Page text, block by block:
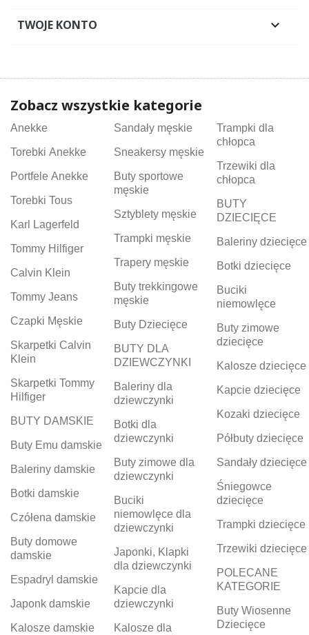
TWOJE KONTO 
Zobacz wszystkie kategorie
Anekke
Torebki Anekke
Portfele Anekke
Torebki Tous
Karl Lagerfeld
Tommy Hilfiger
Calvin Klein
Tommy Jeans
Czapki Męskie
Skarpetki Calvin
Klein
Skarpetki Tommy
Hilfiger
BUTY DAMSKIE
Buty Emu damskie
Baleriny damskie
Botki damskie
Czółena damskie
Buty domowe
damskie
Espadryl damskie
Japonk damskie
Kalosze damskie
Sandały męskie
Sneakersy męskie
Buty sportowe
męskie
Sztyblety męskie
Trampki męskie
Trapery męskie
Buty trekkingowe
męskie
Buty Dziecięce
BUTY DLA
DZIEWCZYNKI
Baleriny dla
dziewczynki
Botki dla
dziewczynki
Buty zimowe dla
dziewczynki
Buciki
niemowlęce dla
dziewczynki
Japonki, Klapki
dla dziewczynki
Kapcie dla
dziewczynki
Kalosze dla
Trampki dla
chłopca
Trzewiki dla
chłopca
BUTY
DZIECIĘCE
Baleriny dziecięce
Botki dziecięce
Buciki
niemowlęce
Buty zimowe
dziecięce
Kalosze dziecięce
Kapcie dziecięce
Kozaki dziecięce
Półbuty dziecięce
Sandały dziecięce
Śniegowce
dziecięce
Trampki dziecięce
Trzewiki dziecięce
POLECANE
KATEGORIE
Buty Wiosenne
Dziecięce